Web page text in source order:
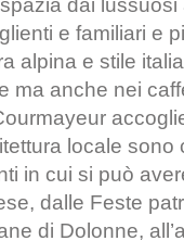
dai
e familiari e
alpina e stile
ma anche nei
locale sono
in cui si può
dalle Feste
di Dolonne,